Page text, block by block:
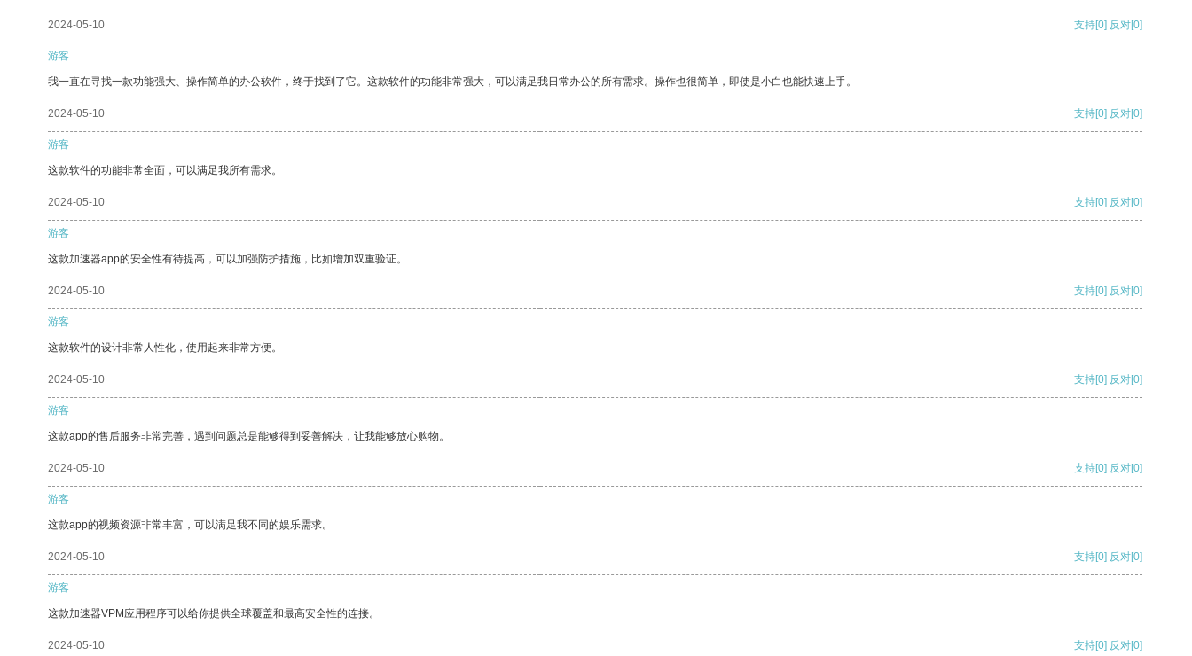
2024-05-10 支持[0] 反对[0]
游客
我一直在寻找一款功能强大、操作简单的办公软件，终于找到了它。这款软件的功能非常强大，可以满足我日常办公的所有需求。操作也很简单，即使是小白也能快速上手。
2024-05-10 支持[0] 反对[0]
游客
这款软件的功能非常全面，可以满足我所有需求。
2024-05-10 支持[0] 反对[0]
游客
这款加速器app的安全性有待提高，可以加强防护措施，比如增加双重验证。
2024-05-10 支持[0] 反对[0]
游客
这款软件的设计非常人性化，使用起来非常方便。
2024-05-10 支持[0] 反对[0]
游客
这款app的售后服务非常完善，遇到问题总是能够得到妥善解决，让我能够放心购物。
2024-05-10 支持[0] 反对[0]
游客
这款app的视频资源非常丰富，可以满足我不同的娱乐需求。
2024-05-10 支持[0] 反对[0]
游客
这款加速器VPM应用程序可以给你提供全球覆盖和最高安全性的连接。
2024-05-10 支持[0] 反对[0]